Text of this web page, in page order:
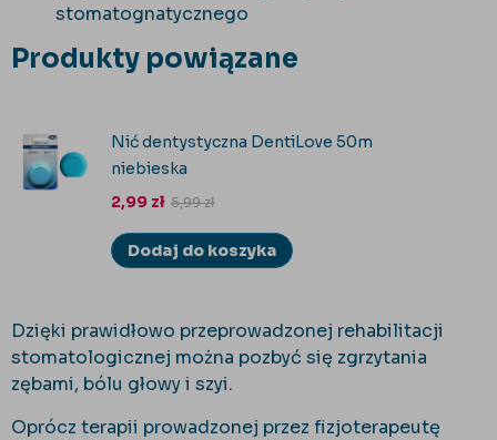
stomatognatycznego
Produkty powiązane
Nić dentystyczna DentiLove 50m
niebieska
2,99 zł 5,99zł
Dodaj do koszyka
Dzięki prawidłowo przeprowadzonej rehabilitacji
stomatologicznej można pozbyć się zgrzytania
zębami, bólu głowy i szyi.
Oprócz terapii prowadzonej przez fizjoterapeutę